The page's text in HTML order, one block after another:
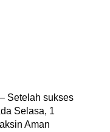
– Setelah sukses
Selasa, 1
Aman